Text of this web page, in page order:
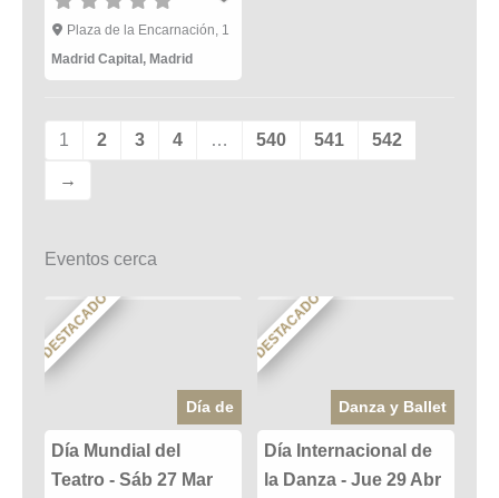
Plaza de la Encarnación, 1
Madrid Capital, Madrid
1 2 3 4 … 540 541 542
→
Eventos cerca
DESTACADO
Día de
Día Mundial del
Teatro - Sáb 27 Mar
DESTACADO
Danza y Ballet
Día Internacional de
la Danza - Jue 29 Abr